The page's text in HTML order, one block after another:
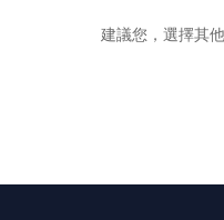
建議您，選擇其